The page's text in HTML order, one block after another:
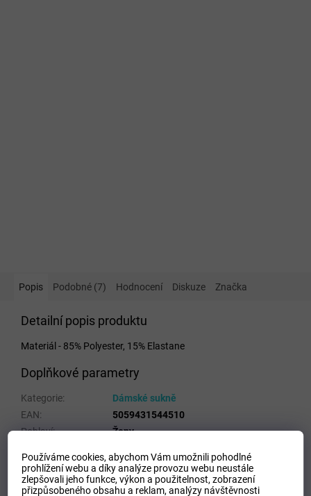
Používáme cookies, abychom Vám umožnili pohodlné
prohlížení webu a díky analýze provozu webu neustále
zlepšovali jeho funkce, výkon a použitelnost,zobrazení
přizpůsobeného obsahu a reklam, analýzy návštěvnosti
Popis Podobné (7) Hodnocení Diskuze Značka
Detailní popis produktu
Materiál - 85% Polyester, 15% Elastane
Doplňkové parametry
Kategorie:
Dámské sukně
EAN:
5059431544510
Pohlaví:
Ženy
Velikost:
L
Barva: White